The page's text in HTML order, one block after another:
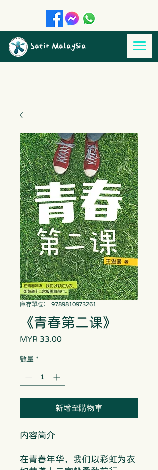
Satir Malaysia
庫存單位： 9789810973261
《青春第二课》
MYR 33.00價
數量 *
新增至購物車
内容简介
在青春年华，我们以彩虹为衣